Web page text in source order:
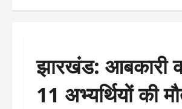
झारखंड: आबकारी
11 अभ्यर्थियों की